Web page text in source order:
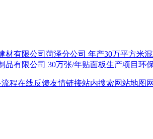
材有限公司菏泽分公司 年产30万平方米
品有限公司 30万张/年贴面板生产项目环
流程在线反馈友情链接站内搜索网站地图